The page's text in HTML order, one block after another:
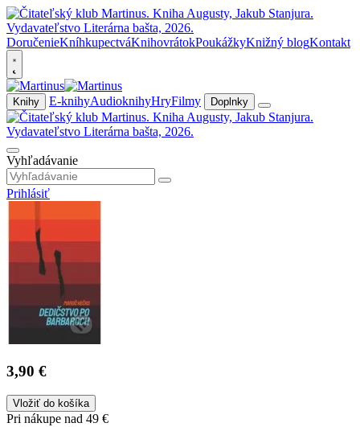
DoručenieKníhkupectváKnihovrátokPoukážkyKnižný blogKontakt
Knihy E-knihyAudioknihyHryFilmy Doplnky
Vyhľadávanie
Prihlásiť
3,90 €
Vložiť do košíka
Pri nákupe nad 49 €